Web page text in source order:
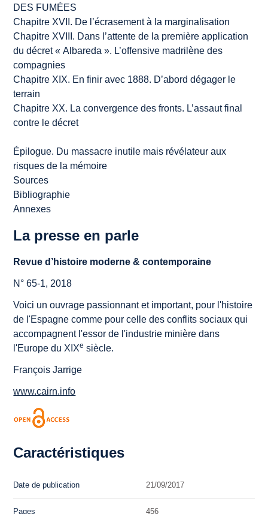
DES FUMÉES
Chapitre XVII. De l’écrasement à la marginalisation
Chapitre XVIII. Dans l’attente de la première application
du décret « Albareda ». L’offensive madrilène des
compagnies
Chapitre XIX. En finir avec 1888. D’abord dégager le
terrain
Chapitre XX. La convergence des fronts. L’assaut final
contre le décret
Épilogue. Du massacre inutile mais révélateur aux
risques de la mémoire
Sources
Bibliographie
Annexes
La presse en parle
Revue d’histoire moderne & contemporaine
N° 65-1, 2018
Voici un ouvrage passionnant et important, pour l'histoire
de l'Espagne comme pour celle des conflits sociaux qui
accompagnent l'essor de l'industrie minière dans
l'Europe du XIXe siècle.
François Jarrige
www.cairn.info
Caractéristiques
Date de publication 21/09/2017
Pages 456